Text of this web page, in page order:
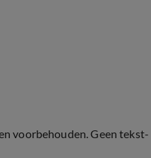
voorbehouden. Geen tekst-